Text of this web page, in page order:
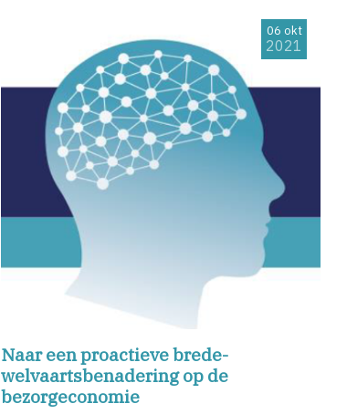
Naar een proactieve brede-
welvaartsbenadering op de
bezorgeconomie
06 okt
2021